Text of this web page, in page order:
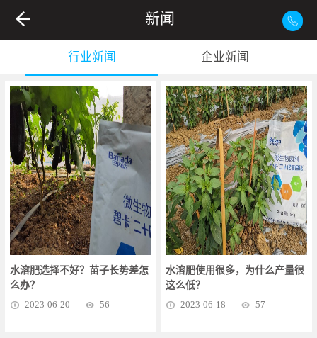
新闻
行业新闻 企业新闻
水溶肥选择不好？苗子长势差怎
么办？
2023-06-20 56
水溶肥使用很多，为什么产量很
这么低？
2023-06-18 57